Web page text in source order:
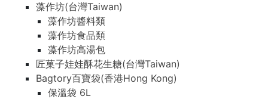
藻作坊(台灣Taiwan)
藻作坊醬料類
藻作坊食品類
藻作坊高湯包
匠菓子娃娃酥花生糖(台灣Taiwan)
Bagtory百寶袋(香港Hong Kong)
保溫袋 6L